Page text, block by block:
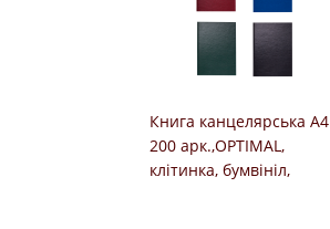
Книга канцелярська А4
200 арк.,OPTIMAL,
клітинка, бумвініл,